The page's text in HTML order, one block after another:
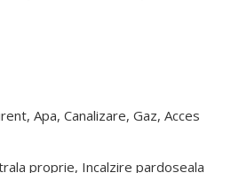
Apa, Canalizare, Gaz, Acces
proprie, Incalzire pardoseala